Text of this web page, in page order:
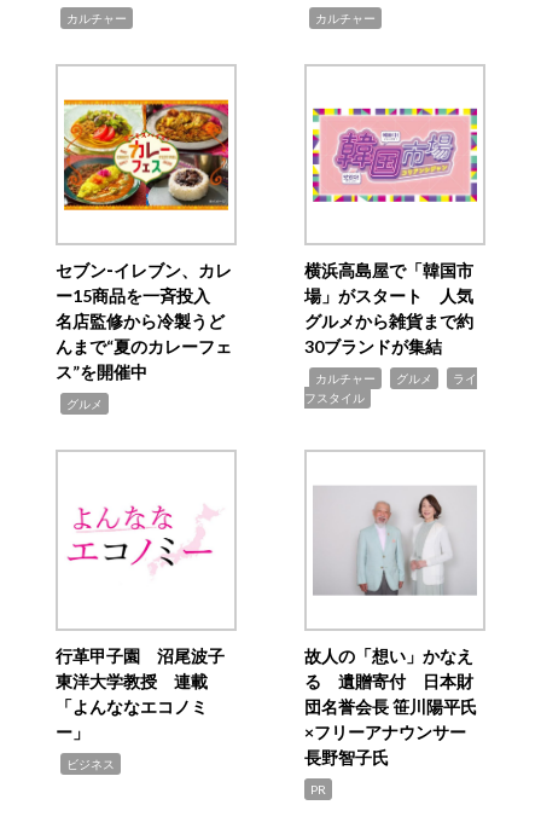
カルチャー カルチャー
セブン‐イレブン、カレ
ー15商品を一斉投入
名店監修から冷製うど
んまで“夏のカレーフェ
ス”を開催中
グルメ
横浜高島屋で「韓国市
場」がスタート 人気
グルメから雑貨まで約
30ブランドが集結
カルチャー グルメ
ライ
フスタイル
行革甲子園 沼尾波子
東洋大学教授 連載
「よんななエコノミ
ー」
ビジネス
故人の「想い」かなえ
る 遺贈寄付 日本財
団名誉会長 笹川陽平氏
×フリーアナウンサー
長野智子氏
PR